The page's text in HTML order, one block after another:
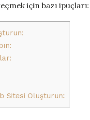
için bazı ipuçları:
Sitesi Oluşturun: